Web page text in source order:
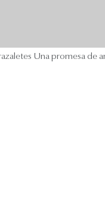
Una promesa de